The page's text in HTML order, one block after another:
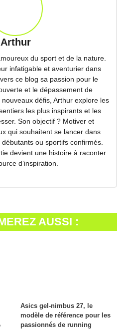
Arthur
du sport et de la nature.
infatigable et aventurier dans
ce blog sa passion pour le
et le dépassement de
défis, Arthur explore les
les plus inspirants et les
Son objectif ? Motiver et
qui souhaitent se lancer dans
débutants ou sportifs confirmés.
devient une histoire à raconter
d’inspiration.
AUSSI :
Asics gel-nimbus 27, le
modèle de référence pour les
passionnés de running